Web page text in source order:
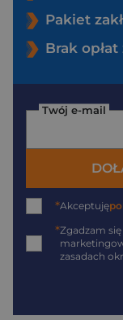
Pakiet
Brak
Twój e-mail
*Akceptuję
*Zgadzam
zasadach